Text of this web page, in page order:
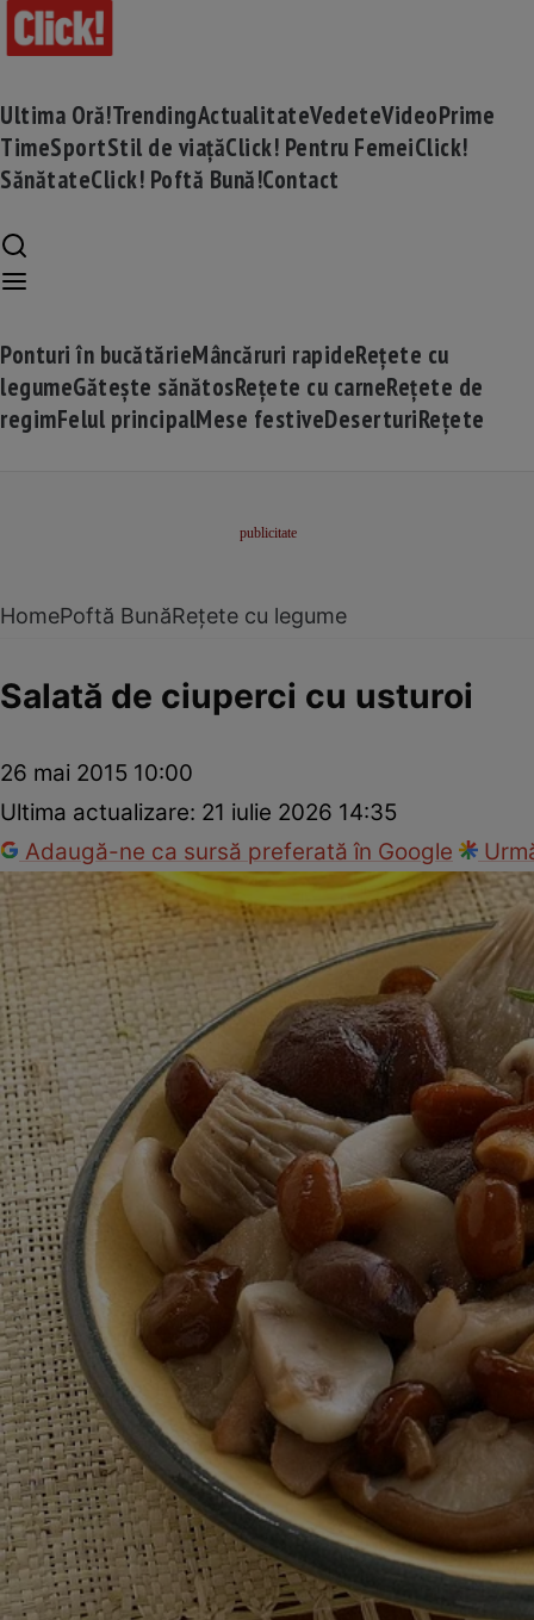
Ultima Oră!TrendingActualitateVedeteVideoPrime
TimeSportStil de viațăClick! Pentru FemeiClick!
SănătateClick! Poftă Bună!Contact
Ponturi în bucătărieMâncăruri rapideRețete cu
legumeGătește sănătosRețete cu carneRețete de
regimFelul principalMese festiveDeserturiRețete
HomePoftă BunăRețete cu legume
Salată de ciuperci cu usturoi
26 mai 2015 10:00
Ultima actualizare: 21 iulie 2026 14:35
Adaugă-ne ca sursă preferată în Google